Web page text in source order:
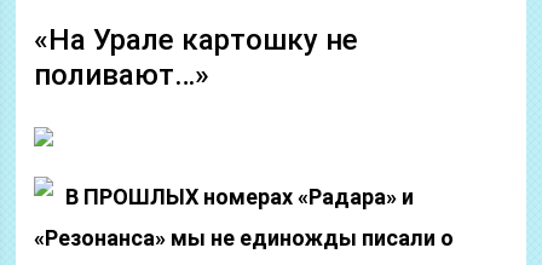
«На Урале картошку не
поливают…»
В ПРОШЛЫХ номерах «Радара» и
«Резонанса» мы не единожды писали о